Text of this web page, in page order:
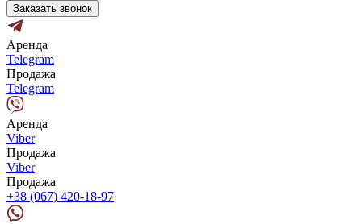
Заказать звонок
Аренда
Telegram
Продажа
Telegram
Аренда
Viber
Продажа
Viber
Продажа
+38 (067) 420-18-97